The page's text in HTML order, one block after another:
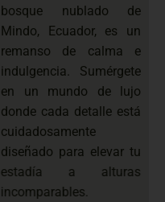
bosque nublado de
Mindo, Ecuador, es un
remanso de calma e
indulgencia. Sumérgete
en un mundo de lujo
donde cada detalle está
cuidadosamente
diseñado para elevar tu
estadía a alturas
incomparables.